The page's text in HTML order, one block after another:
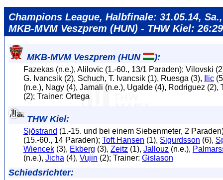
Champions League, Halbfinale: 31.05.14,
MKB-MVM Veszprem (HUN) - THW Kiel:
MKB-MVM Veszprem (HUN ):
Fazekas (n.e.), Alilovic (1.-60., 13/1 Paraden); Vilovski
G. Ivancsik (2), Schuch, T. Ivancsik (1), Ruesga (3),
Ilic
(n.e.), Nagy (4), Jamali (n.e.), Ugalde (4), Rodriguez (2),
(2); Trainer: Ortega
THW Kiel:
Sjöstrand (1.-15. und bei einem Siebenmeter, 2
(15.-60., 14 Paraden); Toft Hansen (1), Sigurdsson (6),
Wiencek (3), Ekberg (3), Zeitz (1), Jallouz (n.e.),
(n.e.), Jicha (4), Vujin (2); Trainer: Gislason
Schiedsrichter: